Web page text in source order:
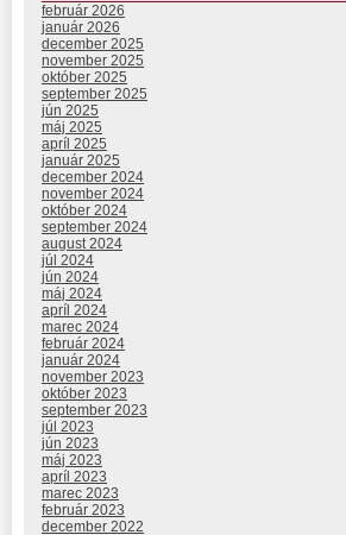
február 2026
január 2026
december 2025
november 2025
október 2025
september 2025
jún 2025
máj 2025
apríl 2025
január 2025
december 2024
november 2024
október 2024
september 2024
august 2024
júl 2024
jún 2024
máj 2024
apríl 2024
marec 2024
február 2024
január 2024
november 2023
október 2023
september 2023
júl 2023
jún 2023
máj 2023
apríl 2023
marec 2023
február 2023
december 2022